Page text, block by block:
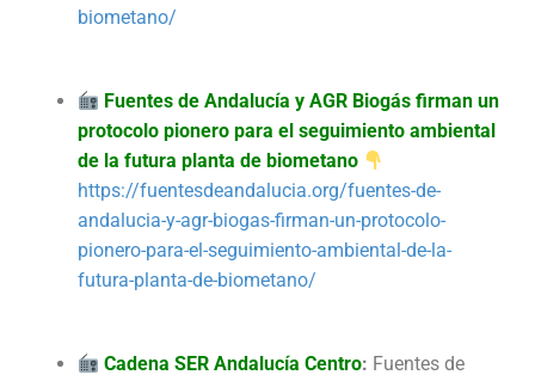
biometano/
Fuentes de Andalucía y AGR Biogás firman un
protocolo pionero para el seguimiento ambiental
de la futura planta de biometano
https://fuentesdeandalucia.org/fuentes-de-
andalucia-y-agr-biogas-firman-un-protocolo-
pionero-para-el-seguimiento-ambiental-de-la-
futura-planta-de-biometano/
Cadena SER Andalucía Centro: Fuentes de